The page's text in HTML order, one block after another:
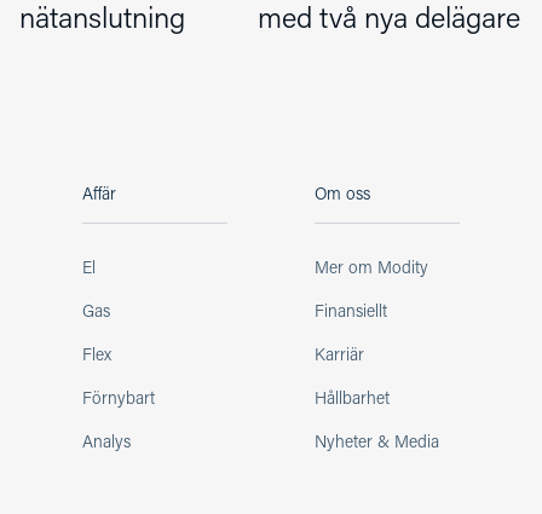
nätanslutning
med två nya delägare
Affär
El
Gas
Flex
Förnybart
Analys
Om oss
Mer om Modity
Finansiellt
Karriär
Hållbarhet
Nyheter & Media